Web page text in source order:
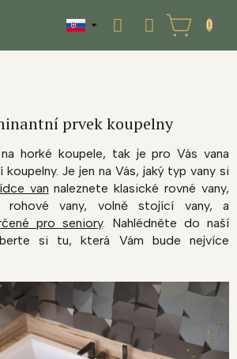
NÁKUPNÝ
KOŠÍK
prvek koupelny
horké koupele, tak je pro Vás vana
Je jen na Vás, jaký typ vany si
van naleznete klasické rovné vany,
rohové vany, volně stojící vany, a
pro seniory. Nahlédněte do naší
si tu, která Vám bude nejvíce